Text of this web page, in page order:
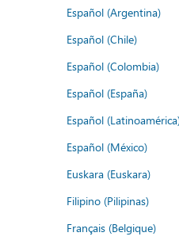
Español (Argentina)
Español (Chile)
Español (Colombia)
Español (España)
Español
Español (México)
Euskara (Euskara)
Filipino (Pilipinas)
Français (Belgique)